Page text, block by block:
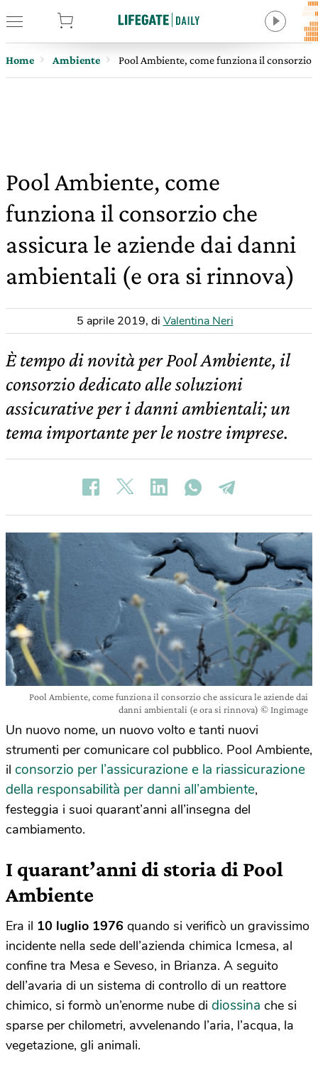
Home Ambiente Pool Ambiente, come funziona il consorzio
Pool Ambiente, come
funziona il consorzio che
assicura le aziende dai danni
ambientali (e ora si rinnova)
5 aprile 2019, di Valentina Neri
È tempo di novità per Pool Ambiente, il
consorzio dedicato alle soluzioni
assicurative per i danni ambientali; un
tema importante per le nostre imprese.
Pool Ambiente, come funziona il consorzio che assicura le aziende dai
danni ambientali (e ora si rinnova) © Ingimage
Un nuovo nome, un nuovo volto e tanti nuovi
strumenti per comunicare col pubblico. Pool Ambiente,
il consorzio per l’assicurazione e la riassicurazione
della responsabilità per danni all’ambiente,
festeggia i suoi quarant’anni all’insegna del
cambiamento.
I quarant’anni di storia di Pool
Ambiente
Era il 10 luglio 1976 quando si verificò un gravissimo
incidente nella sede dell’azienda chimica Icmesa, al
confine tra Mesa e Seveso, in Brianza. A seguito
dell’avaria di un sistema di controllo di un reattore
chimico, si formò un’enorme nube di diossina che si
sparse per chilometri, avvelenando l’aria, l’acqua, la
vegetazione, gli animali.